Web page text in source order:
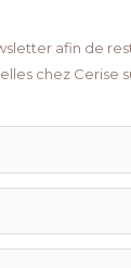
afin de
chez Cerise